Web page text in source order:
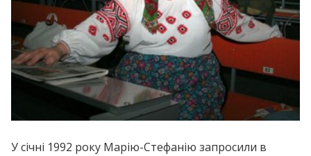
У січні 1992 року Марію-Стефанію запросили в